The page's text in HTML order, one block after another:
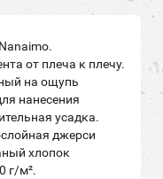
от плеча к плечу.
на ощупь
нанесения
усадка.
джерси
хлопок
г/м².